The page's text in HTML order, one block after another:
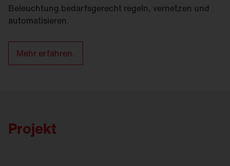
Beleuchtung bedarfsgerecht regeln, vernetzen und
automatisieren.
Mehr erfahren.
Projekt